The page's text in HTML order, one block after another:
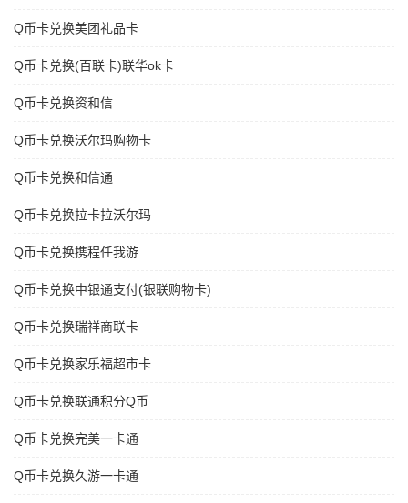
Q币卡兑换美团礼品卡
Q币卡兑换(百联卡)联华ok卡
Q币卡兑换资和信
Q币卡兑换沃尔玛购物卡
Q币卡兑换和信通
Q币卡兑换拉卡拉沃尔玛
Q币卡兑换携程任我游
Q币卡兑换中银通支付(银联购物卡)
Q币卡兑换瑞祥商联卡
Q币卡兑换家乐福超市卡
Q币卡兑换联通积分Q币
Q币卡兑换完美一卡通
Q币卡兑换久游一卡通